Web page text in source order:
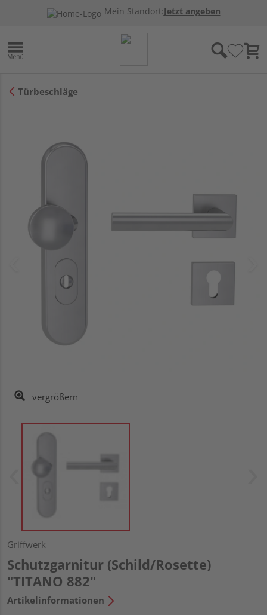
Mein Standort:Jetzt angeben
Türbeschläge
vergrößern
Griffwerk
Schutzgarnitur (Schild/Rosette)
"TITANO 882"
Artikelinformationen